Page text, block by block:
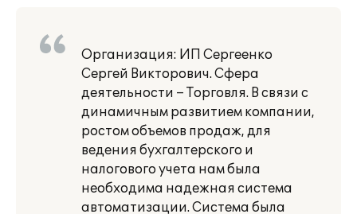
Организация: ИП Сергеенко
Сергей Викторович. Сфера
деятельности – Торговля. В связи с
динамичным развитием компании,
ростом объемов продаж, для
ведения бухгалтерского и
налогового учета нам была
необходима надежная система
автоматизации. Система была